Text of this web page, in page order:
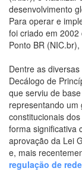
desenvolvimento
Para operar e
foi criado em
Ponto BR
Dentre as
Decálogo de
que serviu de
representando um
constitucionais
forma significativa
aprovação da Lei
e, mais
regulação de